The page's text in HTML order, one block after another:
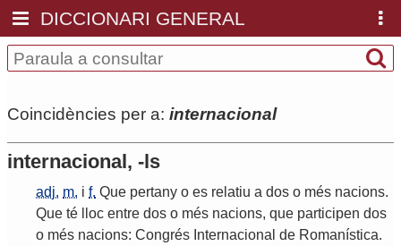
DICCIONARI GENERAL
Coincidències per a: internacional
internacional, -ls
adj. m. i f. Que pertany o es relatiu a dos o més nacions.
Que té lloc entre dos o més nacions, que participen dos
o més nacions: Congrés Internacional de Romanística.